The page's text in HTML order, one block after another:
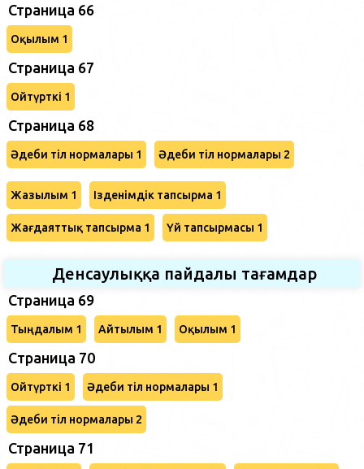
Страница 66
Оқылым 1
Страница 67
Ойтүрткі 1
Страница 68
Әдеби тіл нормалары 1 Әдеби тіл нормалары 2
Жазылым 1 Ізденімдік тапсырма 1
Жағдаяттық тапсырма 1 Үй тапсырмасы 1
Денсаулыққа пайдалы тағамдар
Страница 69
Тыңдалым 1 Айтылым 1 Оқылым 1
Cтраница 70
Ойтүрткі 1 Әдеби тіл нормалары 1
Әдеби тіл нормалары 2
Страница 71